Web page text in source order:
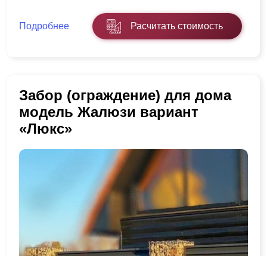
Подробнее Расчитать стоимость
Забор (ограждение) для дома
модель Жалюзи вариант
«Люкс»